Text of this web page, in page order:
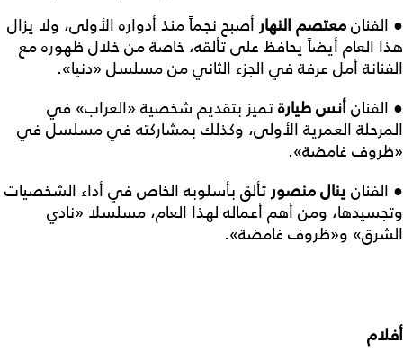
● الفنانمعتصم النهارأصبح نجماً منذ أدواره الأولى، ولا يزال
هذا العام أيضاً يحافظ على تألقه، خاصة من خلال ظهوره مع
الفنانة أمل عرفة في الجزء الثاني من مسلسل «دنيا».
● الفنانأنسطيارةتميز بتقديم شخصية «العراب» في
المرحلة العمرية الأولى، وكذلك بمشاركته في مسلسل في
«ظروف غامضة».
● الفنان ينالمنصورتألق بأسلوبه الخاص في أداء الشخصيات
وتجسيدها، ومن أهم أعماله لهذا العام، مسلسلا «نادي
الشرق» و«ظروف غامضة».
أفلام